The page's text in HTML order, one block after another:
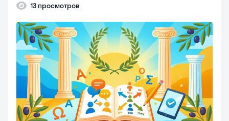
13 просмотров